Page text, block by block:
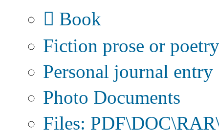
Book
Fiction prose or poetry
Personal journal entry
Photo Documents
Files: